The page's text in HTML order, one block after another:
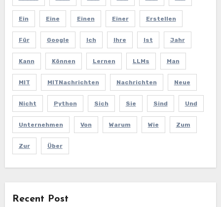
Ein Eine Einen Einer Erstellen
Für Google Ich Ihre Ist Jahr
Kann Können Lernen LLMs Man
MIT MITNachrichten Nachrichten Neue
Nicht Python Sich Sie Sind Und
Unternehmen Von Warum Wie Zum
Zur Über
Recent Post